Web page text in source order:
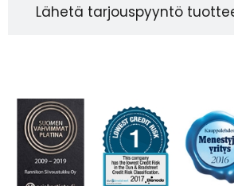
Lähetä tarjouspyyntö